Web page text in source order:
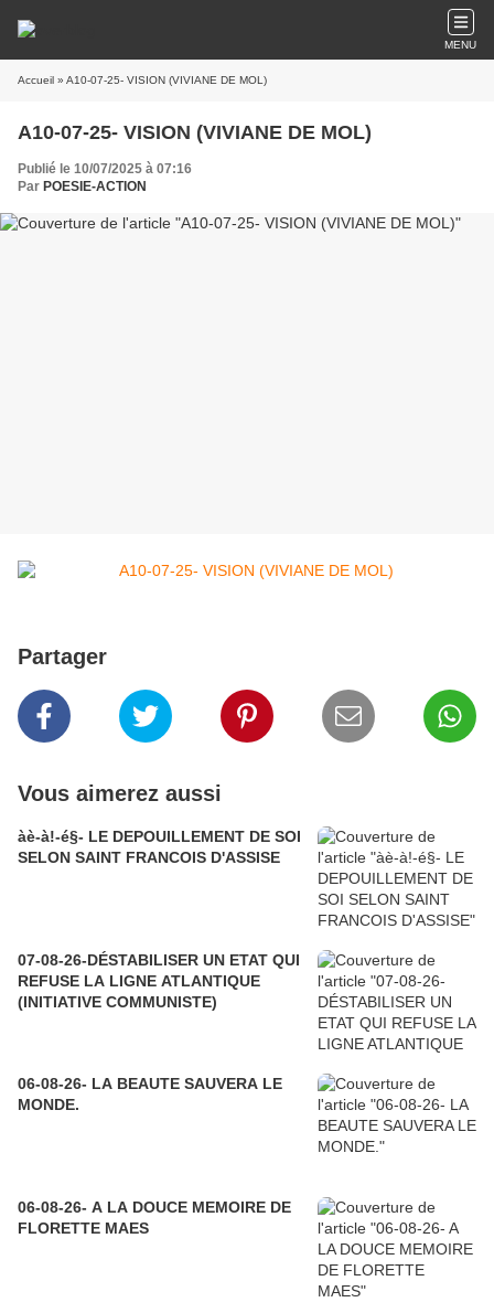
MENU
Accueil » A10-07-25- VISION (VIVIANE DE MOL)
A10-07-25- VISION (VIVIANE DE MOL)
Publié le 10/07/2025 à 07:16
Par POESIE-ACTION
Partager
Vous aimerez aussi
àè-à!-é§- LE DEPOUILLEMENT DE SOI
SELON SAINT FRANCOIS D'ASSISE
07-08-26-DÉSTABILISER UN ETAT QUI
REFUSE LA LIGNE ATLANTIQUE
(INITIATIVE COMMUNISTE)
06-08-26- LA BEAUTE SAUVERA LE
MONDE.
06-08-26- A LA DOUCE MEMOIRE DE
FLORETTE MAES